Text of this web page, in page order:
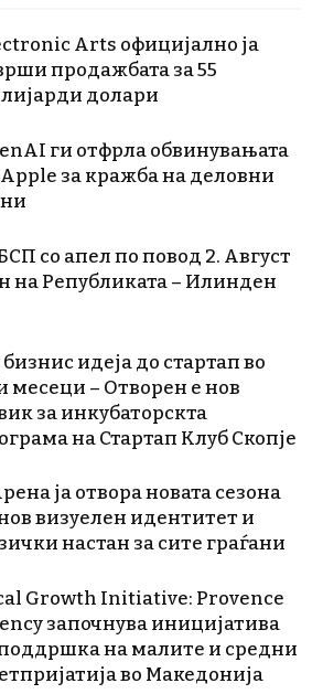
Arts официјално ја
продажбата за 55
долари
ги отфрла обвинувањата
за кражба на деловни
со апел по повод 2. Август
на Републиката – Илинден
идеја до стартап во
месеци – Отворен е нов
за инкубаторскта
на Стартап Клуб Скопје
ја отвора новата сезона
визуелен идентитет и
настан за сите граѓани
Growth Initiative: Provence
започнува иницијатива
на малите и средни
во Македонија